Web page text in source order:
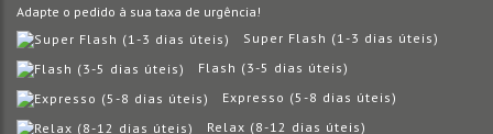
Adapte o pedido à sua taxa de urgência!
Super Flash (1-3 dias úteis)
Flash (3-5 dias úteis)
Expresso (5-8 dias úteis)
Relax (8-12 dias úteis)